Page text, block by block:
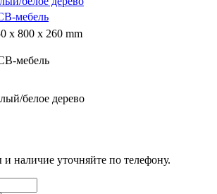
мебель
x 800 x 260 mm
мебель
белое дерево
наличие уточняйте по телефону.